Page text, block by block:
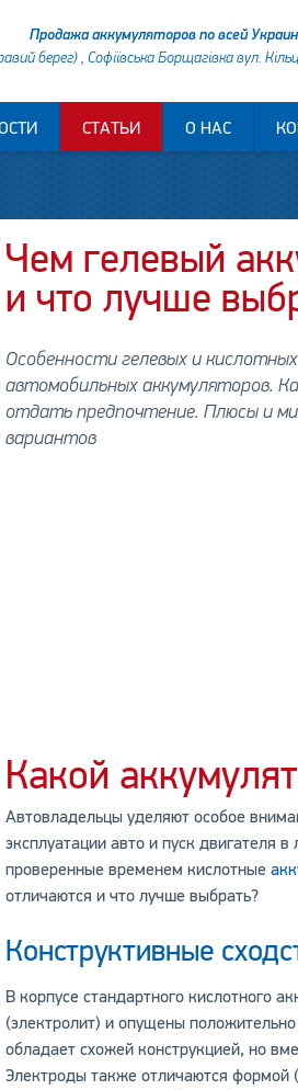
Продажа аккумуляторов по всей
берег) , Софіївська Борщагівка вул.
СТАТЬИ О НАС
Чем гелевый
и что лучше
Особенности гелевых и кислотных
автомобильных аккумуляторов.
отдать предпочтение. Плюсы и
вариантов
Какой
Автовладельцы уделяют особое
эксплуатации авто и пуск двигателя
проверенные временем кислотные
отличаются и что лучше выбрать?
Конструктивные
В корпусе стандартного кислотного
(электролит) и опущены
обладает схожей конструкцией, но
Электроды также отличаются формой